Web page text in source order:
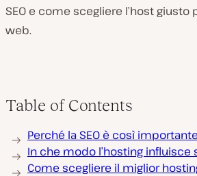
SEO e come scegliere l’host
web.
Table of Contents
Perché la SEO è così
In che modo l’hosting influisce
Come scegliere il miglior